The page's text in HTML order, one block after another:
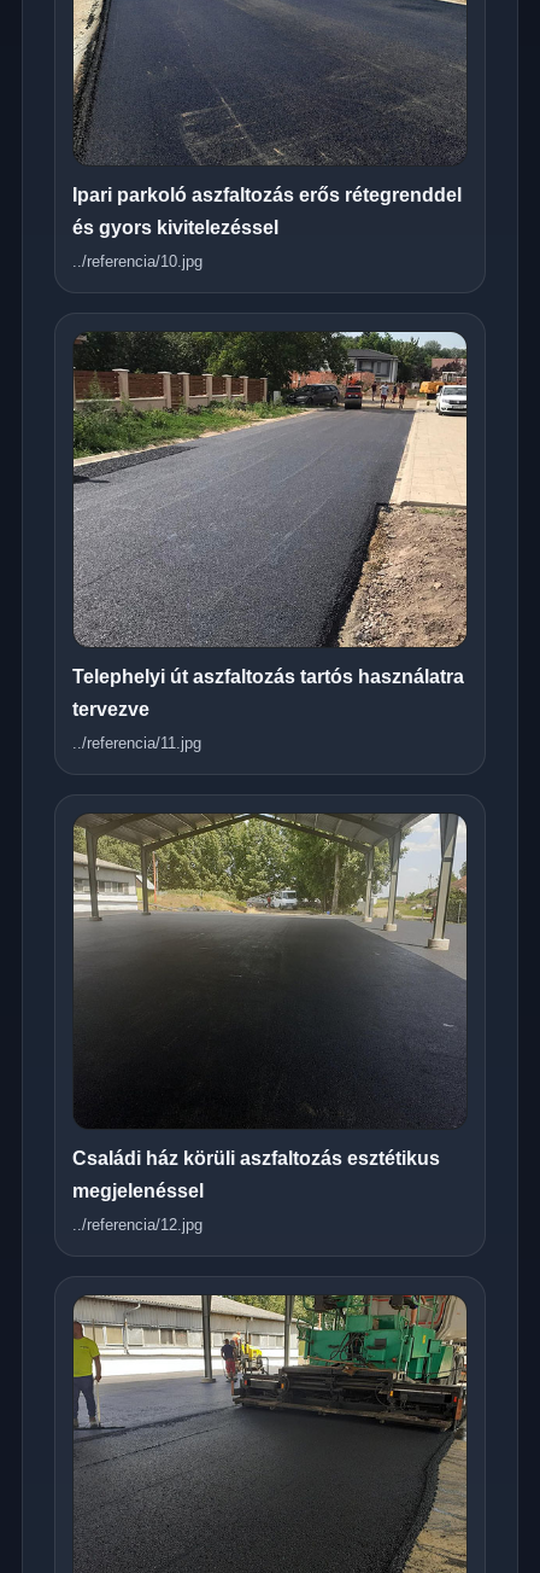
Ipari parkoló aszfaltozás erős rétegrenddel
és gyors kivitelezéssel
../referencia/10.jpg
Telephelyi út aszfaltozás tartós használatra
tervezve
../referencia/11.jpg
Családi ház körüli aszfaltozás esztétikus
megjelenéssel
../referencia/12.jpg